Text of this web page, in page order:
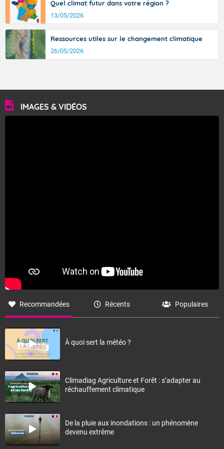
Quel climat futur dans votre région ?
13/05/2026
Ressources utiles sur le changement climatique
26/05/2026
IMAGES & VIDÉOS
Recommandées Récents Populaires
À quoi sert la météo ?
Climadiag Agriculture et Forêt : s’adapter au
réchauffement climatique
De la pluie aux inondations : un phénomène
devenu extrême